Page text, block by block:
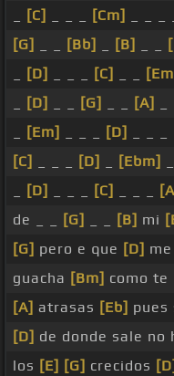
[C] [Cm]
[G]
[Bb] [B]
[D] [C]
[D] [G] [A]
[Em] [D]
[C]
[D] [Ebm]
[D] [C]
de _ _
[G] [B] mi
[G] pero e que [D]
guacha [Bm] como te
[A] atrasas [Eb] pues
[D] de donde sale no
los [E] [G] crecidos [D]